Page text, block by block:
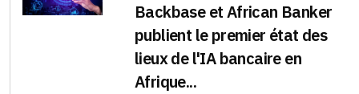
Backbase et African Banker
publient le premier état des
lieux de l'IA bancaire en
Afrique...